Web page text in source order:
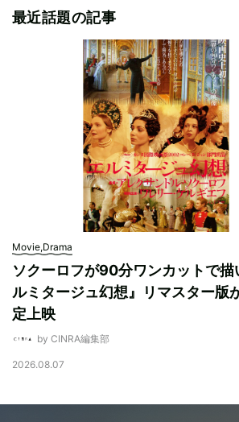
最近話題の記事
Movie,Drama
ソクーロフが90分ワンカットで描
ルミタージュ幻想』リマスター版
定上映
by CINRA編集部
2026.08.07